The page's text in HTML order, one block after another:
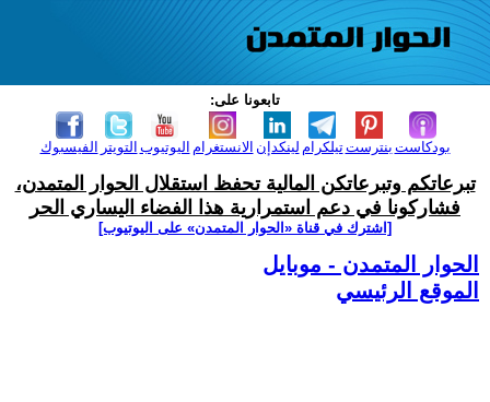
تابعونا على:
الفيسبوك التويتر اليوتيوب الانستغرام لينكدإن تيلكرامبنترست بودكاست
تبرعاتكم وتبرعاتكن المالية تحفظ استقلال الحوار المتمدن،
فشاركونا في دعم استمرارية هذا الفضاء اليساري الحر
[اشترك في قناة ‫«الحوار المتمدن» على اليوتيوب]
الحوار المتمدن - موبايل
الموقع الرئيسي